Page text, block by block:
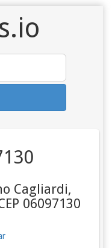
Cagliardi,
06097130